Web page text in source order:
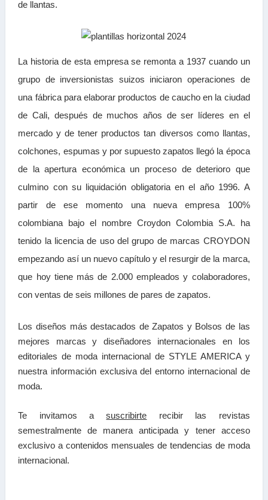
de llantas.
La historia de esta empresa se remonta a 1937 cuando un
grupo de inversionistas suizos iniciaron operaciones de
una fábrica para elaborar productos de caucho en la ciudad
de Cali, después de muchos años de ser líderes en el
mercado y de tener productos tan diversos como llantas,
colchones, espumas y por supuesto zapatos llegó la época
de la apertura económica un proceso de deterioro que
culmino con su liquidación obligatoria en el año 1996. A
partir de ese momento una nueva empresa 100%
colombiana bajo el nombre Croydon Colombia S.A. ha
tenido la licencia de uso del grupo de marcas CROYDON
empezando así un nuevo capítulo y el resurgir de la marca,
que hoy tiene más de 2.000 empleados y colaboradores,
con ventas de seis millones de pares de zapatos.
Los diseños más destacados de Zapatos y Bolsos de las
mejores marcas y diseñadores internacionales en los
editoriales de moda internacional de STYLE AMERICA y
nuestra información exclusiva del entorno internacional de
moda.
Te invitamos asuscribirte recibir las revistas
semestralmente de manera anticipada y tener acceso
exclusivo a contenidos mensuales de tendencias de moda
internacional.